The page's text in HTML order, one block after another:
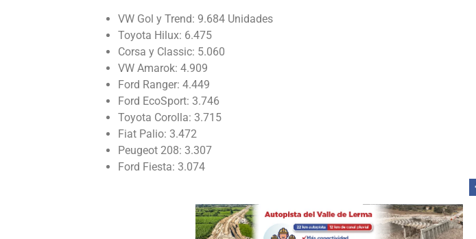
VW Gol y Trend: 9.684 Unidades
Toyota Hilux: 6.475
Corsa y Classic: 5.060
VW Amarok: 4.909
Ford Ranger: 4.449
Ford EcoSport: 3.746
Toyota Corolla: 3.715
Fiat Palio: 3.472
Peugeot 208: 3.307
Ford Fiesta: 3.074